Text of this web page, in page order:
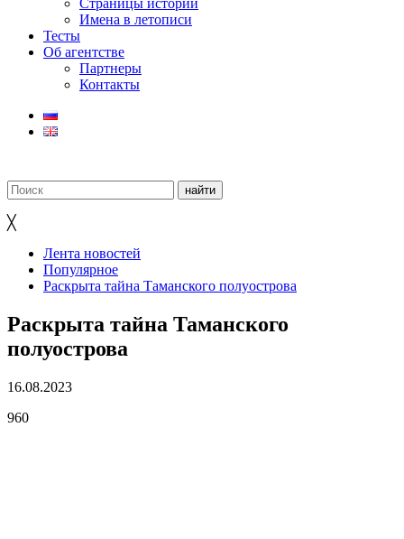
Страницы истории
Имена в летописи
Тесты
Об агентстве
Партнеры
Контакты
╳
Лента новостей
Популярное
Раскрыта тайна Таманского полуострова
Раскрыта тайна Таманского
полуострова
16.08.2023
960